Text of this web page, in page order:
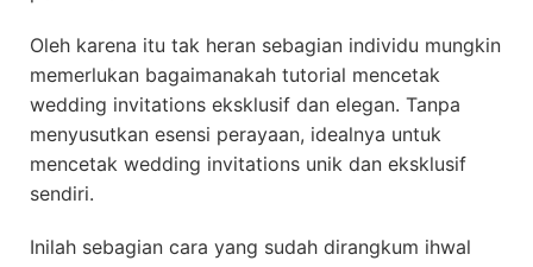
Oleh karena itu tak heran sebagian individu mungkin
memerlukan bagaimanakah tutorial mencetak
wedding invitations eksklusif dan elegan. Tanpa
menyusutkan esensi perayaan, idealnya untuk
mencetak wedding invitations unik dan eksklusif
sendiri.
Inilah sebagian cara yang sudah dirangkum ihwal